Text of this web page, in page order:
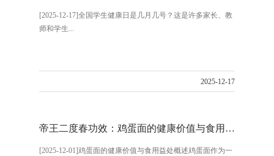
[2025-12-17]全国学生健康日是几月几号？这是许多家长、教
师和学生...
2025-12-17
帝王二度春功效：鸡蛋面的健康价值与食用益处
[2025-12-01]鸡蛋面的健康价值与食用益处概述鸡蛋面作为一